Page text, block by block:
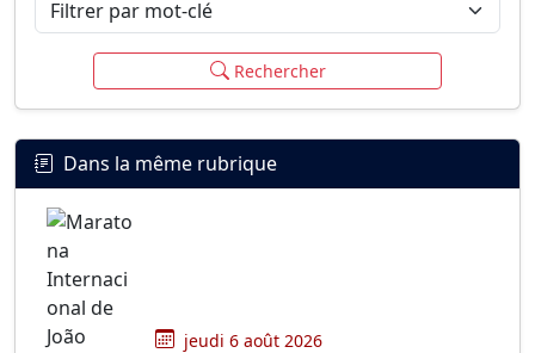
Rechercher
Dans la même rubrique
jeudi 6 août 2026